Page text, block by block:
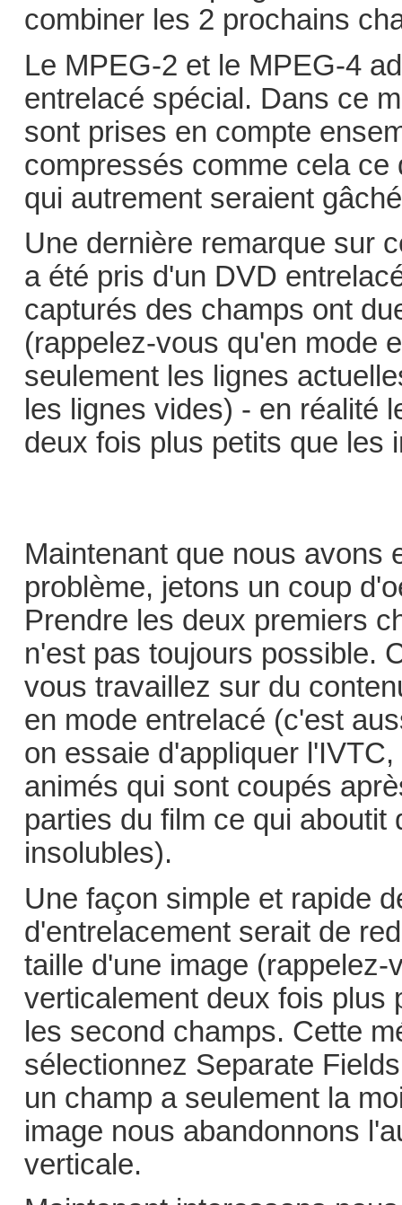
combiner les 2 prochains
Le MPEG-2 et le MPEG-4
entrelacé spécial. Dans ce
sont prises en compte
compressés comme cela
qui autrement seraient
Une dernière remarque sur
a été pris d'un DVD
capturés des champs ont
(rappelez-vous qu'en mode
seulement les lignes
les lignes vides) - en réalité
deux fois plus petits que les
Maintenant que nous avons
problème, jetons un coup
Prendre les deux premiers
n'est pas toujours possible.
vous travaillez sur du
en mode entrelacé (c'est
on essaie d'appliquer
animés qui sont coupés
parties du film ce qui
insolubles).
Une façon simple et rapide
d'entrelacement serait de
taille d'une image
verticalement deux fois plus
les second champs. Cette
sélectionnez Separate
un champ a seulement la
image nous abandonnons
verticale.